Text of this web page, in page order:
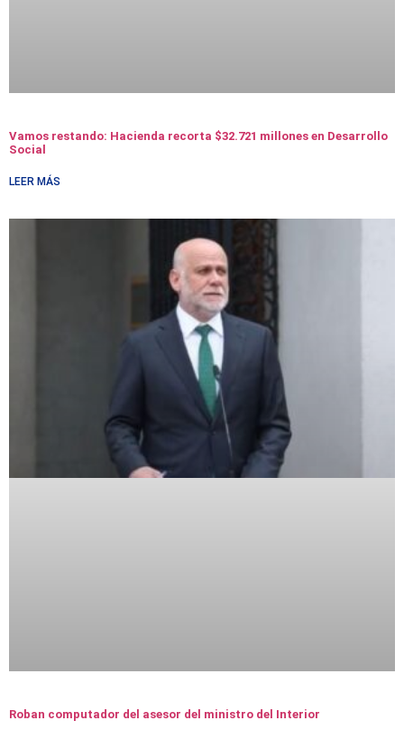
Vamos restando: Hacienda recorta $32.721 millones en Desarrollo
Social
LEER MÁS
Roban computador del asesor del ministro del Interior